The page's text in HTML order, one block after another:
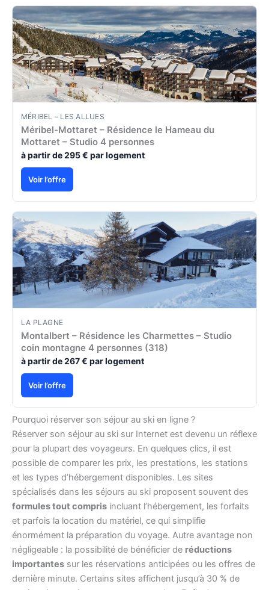
MÉRIBEL – LES ALLUES
Méribel-Mottaret – Résidence le Hameau du
Mottaret – Studio 4 personnes
à partir de 295 € par logement
Voir l’offre
LA PLAGNE
Montalbert – Résidence les Charmettes – Studio
coin montagne 4 personnes (318)
à partir de 267 € par logement
Voir l’offre
Pourquoi réserver son séjour au ski en ligne ?
Réserver son séjour au ski sur Internet est devenu un réflexe
pour la plupart des voyageurs. En quelques clics, il est
possible de comparer les prix, les prestations, les stations
et les types d’hébergement disponibles. Les sites
spécialisés dans les séjours au ski proposent souvent des
formules tout compris incluant l’hébergement, les forfaits
et parfois la location du matériel, ce qui simplifie
énormément la préparation du voyage. Autre avantage non
négligeable : la possibilité de bénéficier de réductions
importantes sur les réservations anticipées ou les offres de
dernière minute. Certains sites affichent jusqu’à 30 % de